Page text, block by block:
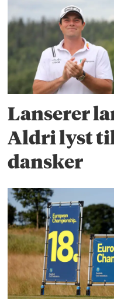
Lanserer
Aldri lyst
dansker